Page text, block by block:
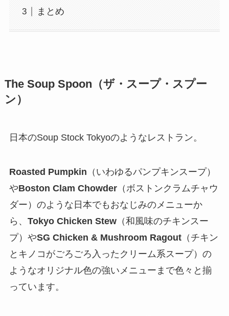
まとめ
The Soup Spoon（ザ・スープ・スプー
ン）
日本のSoup Stock Tokyoのようなレストラン。
Roasted Pumpkin （いわゆるパンプキンスープ）
やBoston Clam Chowder（ボストンクラムチャウ
ダー）のような日本でもおなじみのメニューか
ら、 Tokyo Chicken Stew（和風味のチキンスー
プ）やSG Chicken & Mushroom Ragout（チキン
とキノコがごろごろ入ったクリーム系スープ）の
ようなオリジナル色の強いメニューまで色々と揃
っています。